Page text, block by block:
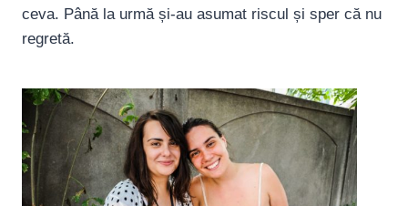
ceva. Până la urmă și-au asumat riscul și sper că nu
regretă.